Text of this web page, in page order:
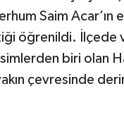
Saim Acar’ın
öğrenildi. İlçede
biri olan
çevresinde